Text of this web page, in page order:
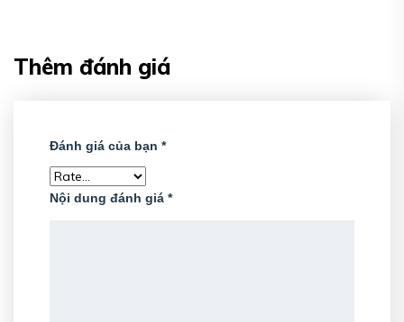
Thêm đánh giá
Đánh giá của bạn *
Nội dung đánh giá *